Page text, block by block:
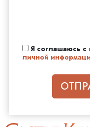
Я соглашаюсь с
личной